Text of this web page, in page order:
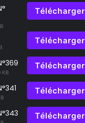
Télécharger
Télécharger
KB
Télécharger
Télécharger
Télécharger